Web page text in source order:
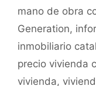
mano de obra
Generation,
inmobiliario
precio vivienda
vivienda,